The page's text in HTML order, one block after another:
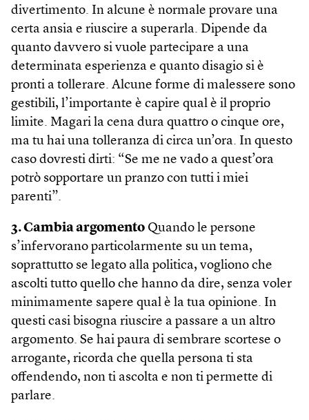
divertimento. In alcune è normale provare una
certa ansia e riuscire a superarla. Dipende da
quanto davvero si vuole partecipare a una
determinata esperienza e quanto disagio si è
pronti a tollerare. Alcune forme di malessere sono
gestibili, l’importante è capire qual è il proprio
limite. Magari la cena dura quattro o cinque ore,
ma tu hai una tolleranza di circa un’ora. In questo
caso dovresti dirti: “Se me ne vado a quest’ora
potrò sopportare un pranzo con tutti i miei
parenti”.
3. Cambia argomento Quando le persone
s’infervorano particolarmente su un tema,
soprattutto se legato alla politica, vogliono che
ascolti tutto quello che hanno da dire, senza voler
minimamente sapere qual è la tua opinione. In
questi casi bisogna riuscire a passare a un altro
argomento. Se hai paura di sembrare scortese o
arrogante, ricorda che quella persona ti sta
offendendo, non ti ascolta e non ti permette di
parlare.